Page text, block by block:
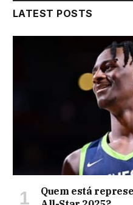
LATEST POSTS
Quem está